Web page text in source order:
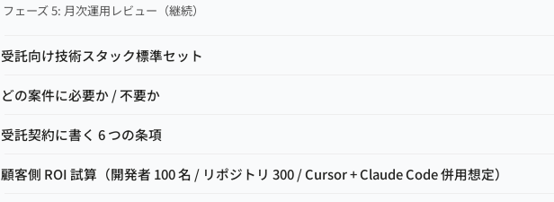
フェーズ 5: 月次運用レビュー（継続）
受託向け技術スタック標準セット
どの案件に必要か / 不要か
受託契約に書く 6 つの条項
顧客側 ROI 試算（開発者 100 名 / リポジトリ 300 / Cursor + Claude Code 併用想定）